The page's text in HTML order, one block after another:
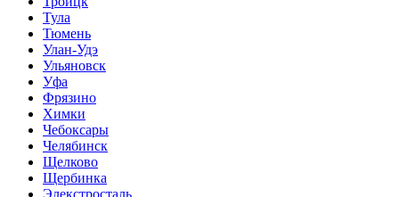
Тула
Тюмень
Улан-Удэ
Ульяновск
Уфа
Фрязино
Химки
Чебоксары
Челябинск
Щелково
Щербинка
Элекстросталь